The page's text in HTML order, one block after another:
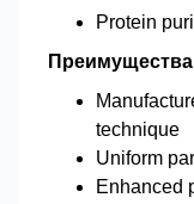
Protein
Преимущества
technique
Uniform
Enhanced